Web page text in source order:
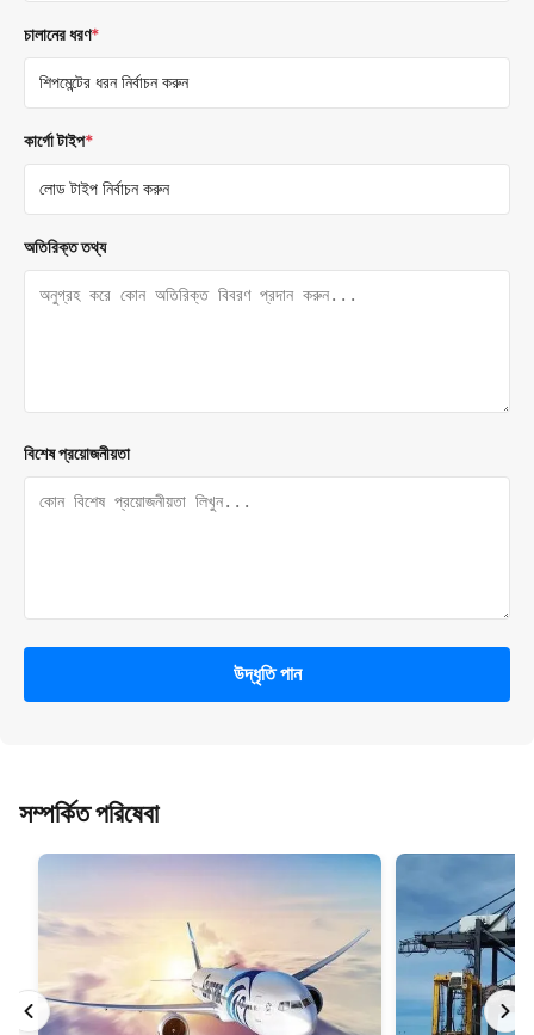
চালানের ধরণ*
কার্গো টাইপ*
অতিরিক্ত তথ্য
বিশেষ প্রয়োজনীয়তা
উদ্ধৃতি পান
সম্পর্কিত পরিষেবা